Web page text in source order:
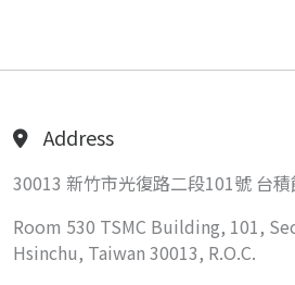
Address
30013 新竹市光復路二段101號 台
Room 530 TSMC Building, 101,
Hsinchu, Taiwan 30013, R.O.C.